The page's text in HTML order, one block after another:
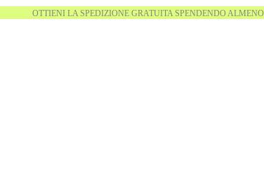
OTTIENI LA SPEDIZIONE GRATUITA SPENDENDO ALMENO